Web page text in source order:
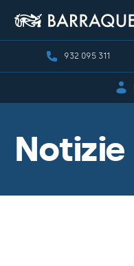
932 095 311
Notizie